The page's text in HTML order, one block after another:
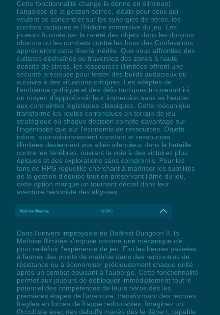
Cette fonctionnalité change la donne en éliminant
l'angoisse de la gestion serrée, idéale pour ceux qui
veulent se concentrer sur les synergies de héros, les
combos tactiques et l'histoire immersive du jeu. Les
joueurs frustrés par la rareté des objets dans les donjons
obscurs ou les combats contre les boss des Confessions
apprécieront cette liberté inédite. Que vous affrontiez des
cultistes déchaînés ou traversiez des zones à haute
densité de stress, les ressources illimitées offrent une
sécurité précieuse pour tester des builds audacieux ou
survivre à des situations critiques. Les adeptes de
l'ambiance gothique et des défis tactiques trouveront ici
un moyen d'approfondir leur immersion sans se heurter
aux contraintes logistiques classiques. Cette mécanique
transforme les routes corrompues en terrain de jeu
stratégique où chaque décision compte davantage sur
l'ingéniosité que sur l'économie de ressources. Objets
infinis, approvisionnement constant et ressources
illimitées deviennent vos alliés silencieux dans la bataille
contre les ténèbres, ouvrant la voie à des victoires plus
épiques et des explorations sans compromis. Pour les
fans de RPG roguelike cherchant à maîtriser les subtilités
de la gestion d'équipe tout en préservant l'âme du jeu,
cette option marque un tournant décisif dans leur
aventure hédoniste des abysses.
Maîtrise Illimitée NUM0
Dans l'univers impitoyable de Darkest Dungeon II, la
Maîtrise Illimitée s'impose comme une mécanique clé
pour redéfinir l'expérience de jeu. Fini les heures passées
à farmer des points de maîtrise dans des rencontres de
résistance ou à économiser précieusement chaque unité
après un combat épuisant à l'auberge. Cette fonctionnalité
permet aux joueurs de débloquer immédiatement tout le
potentiel des compétences de leurs héros dès les
premières étapes de l'aventure, transformant des recrues
fragiles en forces de frappe redoutables. Imaginez un
Occultiste avec des debuffs maxés dès le départ, capable